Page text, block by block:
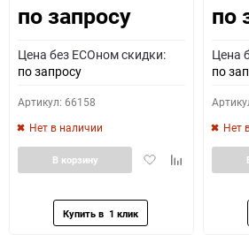
по запросу
Цена без ECOном скидки:
по запросу
Артикул: 66158
Нет в наличии
ДобавитьДобавить
В корзину
по
Цена
по
Нет